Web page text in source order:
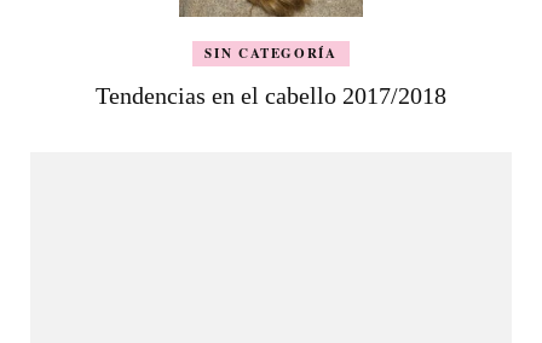
SIN CATEGORÍA
Tendencias en el cabello 2017/2018